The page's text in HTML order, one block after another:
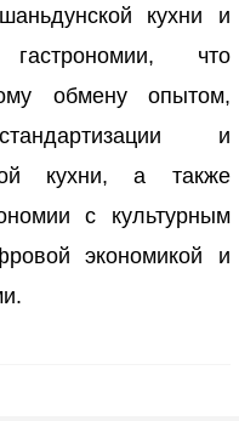
кухни и
что
обмену опытом,
и
кухни, а также
с культурным
экономикой и